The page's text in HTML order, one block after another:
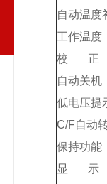
自动温度
工作温度
校 正
自动关机
低电压提
C/F自动
保持功能
显 示